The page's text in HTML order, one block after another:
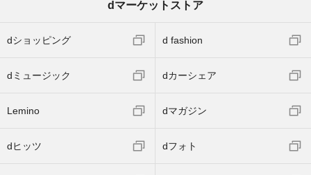
dマーケットストア
dショッピング d fashion
dミュージック dカーシェア
Lemino dマガジン
dヒッツ dフォト